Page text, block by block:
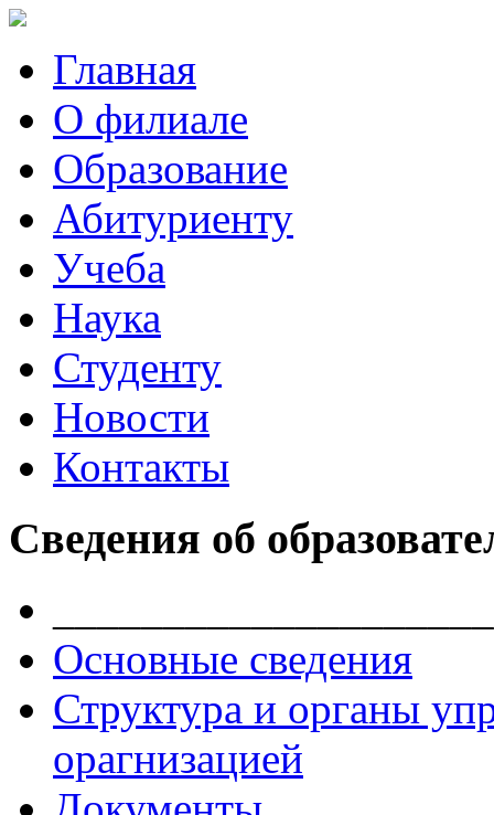
Главная
О филиале
Образование
Абитуриенту
Учеба
Наука
Студенту
Новости
Контакты
Сведения об
Основные сведения
Структура и органы
орагнизацией